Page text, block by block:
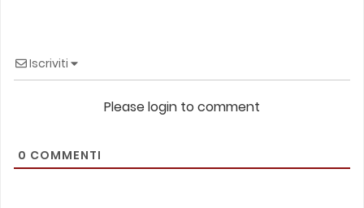
Iscriviti
Please login to comment
0 COMMENTI